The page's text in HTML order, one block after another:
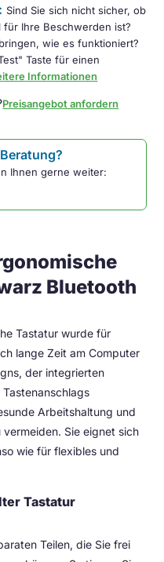
Sind Sie sich nicht sicher, ob
für Ihre Beschwerden ist?
wie es funktioniert?
Taste für einen
Informationen
Preisangebot anfordern
Ihnen gerne weiter:
Bluetooth
Tastatur wurde für
lange Zeit am Computer
der integrierten
Arbeitshaltung und
Sie eignet sich
wie für flexibles und
Tastatur
Teilen, die Sie frei